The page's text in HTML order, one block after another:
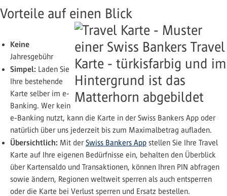
Vorteile auf einen Blick
Keine
Jahresgebühr
Simpel: Laden Sie
Ihre bestehende
Karte selber im e-
Banking. Wer kein
e-Banking nutzt, kann die Karte in der Swiss Bankers App oder
natürlich über uns jederzeit bis zum Maximalbetrag aufladen.
Übersichtlich: Mit der Swiss Bankers App stellen Sie Ihre Travel
Karte auf Ihre eigenen Bedürfnisse ein, behalten den Überblick
über Kartensaldo und Transaktionen, können Ihren PIN abfragen
sowie ändern, Regionen weltweit sperren als auch entsperren
oder die Karte bei Verlust sperren und Ersatz bestellen.